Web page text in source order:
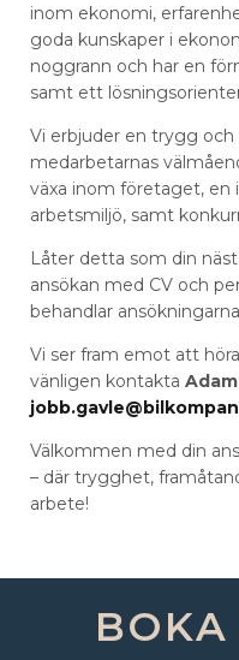
inom ekonomi,
goda kunskaper i
noggrann och har en
samt ett
Vi erbjuder en trygg
medarbetarnas
växa inom företaget, en
arbetsmiljö, samt
Låter detta som din
ansökan med CV och
behandlar
Vi ser fram emot att
vänligen kontakta
Välkommen med din
– där trygghet,
arbete!
BOKA